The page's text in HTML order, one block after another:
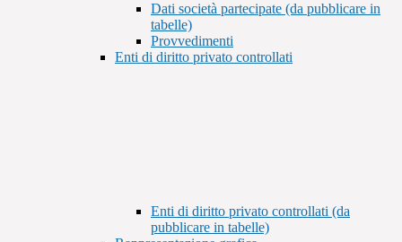
Dati società partecipate (da pubblicare in
tabelle)
Provvedimenti
Enti di diritto privato controllati
Enti di diritto privato controllati (da
pubblicare in tabelle)